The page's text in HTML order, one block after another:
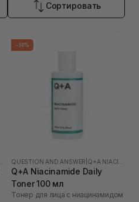
Сортировать
-30%
QUESTION AND ANSWER
Q+A Niacinamide Daily
Toner 100 мл
Тонер для лица с ниацинамидом